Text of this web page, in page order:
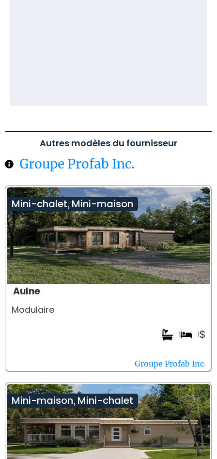
Autres modèles du fournisseur
Groupe Profab Inc.
Mini-chalet, Mini-maison
Aulne
Modulaire
$
1
1
Groupe Profab Inc.
Mini-maison, Mini-chalet